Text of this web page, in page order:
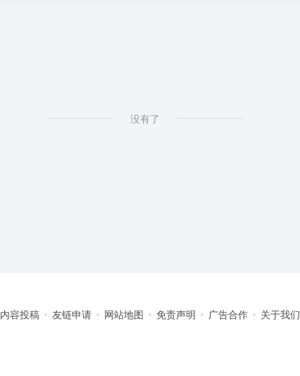
没有了
内容投稿 友链申请 网站地图 免责声明 广告合作 关于我们